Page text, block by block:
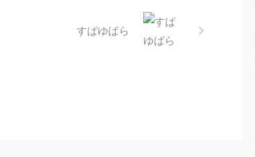
すぱゆばら